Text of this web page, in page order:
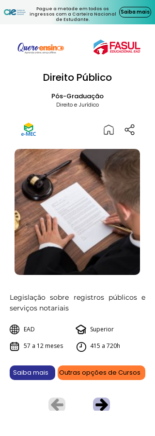
Pague a metade em todos os
ingressos com a Carteira Nacional
de Estudante.
Saiba mais
Direito Público
Pós-Graduação
Direito e Jurídico
Legislação sobre registros públicos e
serviços notariais
EAD
57 a 12 meses
Superior
415 a 720h
Saiba mais Outras opções de Cursos